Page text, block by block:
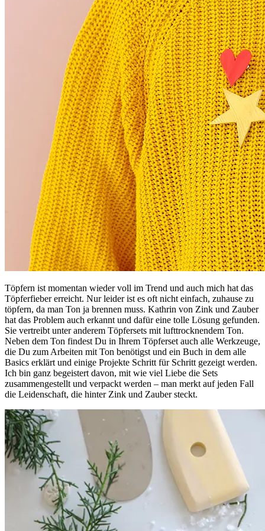
Töpfern ist momentan wieder voll im Trend und auch mich hat das
Töpferfieber erreicht. Nur leider ist es oft nicht einfach, zuhause zu
töpfern, da man Ton ja brennen muss. Kathrin von Zink und Zauber
hat das Problem auch erkannt und dafür eine tolle Lösung gefunden.
Sie vertreibt unter anderem Töpfersets mit lufttrocknendem Ton.
Neben dem Ton findest Du in Ihrem Töpferset auch alle Werkzeuge,
die Du zum Arbeiten mit Ton benötigst und ein Buch in dem alle
Basics erklärt und einige Projekte Schritt für Schritt gezeigt werden.
Ich bin ganz begeistert davon, mit wie viel Liebe die Sets
zusammengestellt und verpackt werden – man merkt auf jeden Fall
die Leidenschaft, die hinter Zink und Zauber steckt.